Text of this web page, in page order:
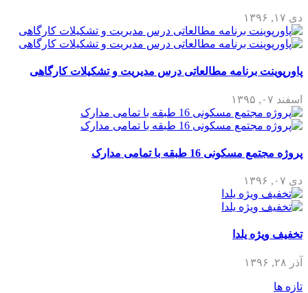
دی ۱۷, ۱۳۹۶
پاورپوینت برنامه مطالعاتی درس مدیریت و تشکیلات کارگاهی
اسفند ۰۷, ۱۳۹۵
پروژه مجتمع مسکونی 16 طبقه با تمامی مدارک
دی ۰۷, ۱۳۹۶
تخفیف ویژه یلدا
آذر ۲۸, ۱۳۹۶
تازه ها